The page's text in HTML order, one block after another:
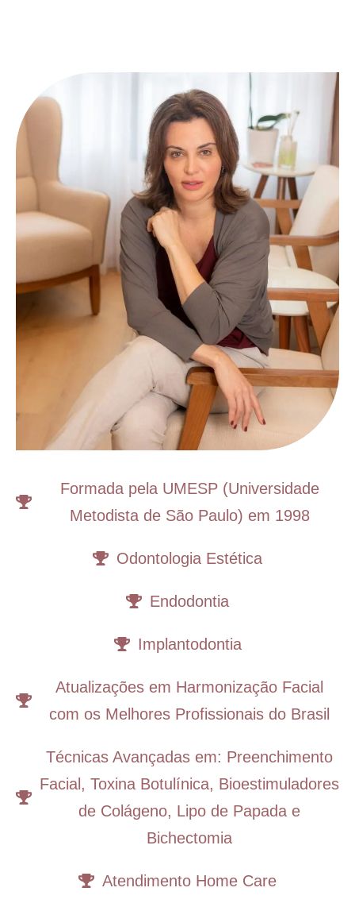
Formada pela UMESP (Universidade
Metodista de São Paulo) em 1998
Odontologia Estética
Endodontia
Implantodontia
Atualizações em Harmonização Facial
com os Melhores Profissionais do Brasil
Técnicas Avançadas em: Preenchimento
Facial, Toxina Botulínica, Bioestimuladores
de Colágeno, Lipo de Papada e
Bichectomia
Atendimento Home Care